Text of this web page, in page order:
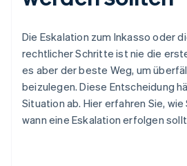
Die Eskalation zum Inkasso oder
rechtlicher Schritte ist nie die
es aber der beste Weg, um
beizulegen. Diese Entscheidung
Situation ab. Hier erfahren Sie,
wann eine Eskalation erfolgen